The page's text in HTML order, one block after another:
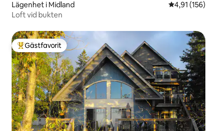
Lägenhet i Midland 4,91 av 5 i
4,91 (156)
Loft vid bukten
Populär gästfavorit
Gästfavorit